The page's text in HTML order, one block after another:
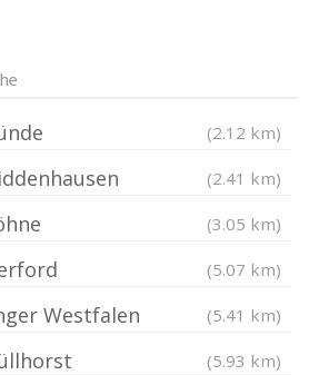
(2.12 km)
(2.41 km)
(3.05 km)
(5.07 km)
Westfalen (5.41 km)
(5.93 km)